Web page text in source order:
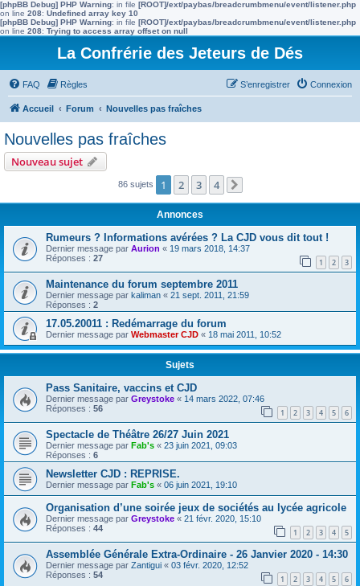
[phpBB Debug] PHP Warning: in file [ROOT]/ext/paybas/breadcrumbmenu/event/listener.php
on line 208: Undefined array key 10
[phpBB Debug] PHP Warning: in file [ROOT]/ext/paybas/breadcrumbmenu/event/listener.php
on line 208: Trying to access array offset on null
La Confrérie des Jeteurs de Dés
FAQ Règles Connexion
S’enregistrer
Accueil Forum Nouvelles pas fraîches
Nouvelles pas fraîches
Nouveau sujet
86 sujets 1 2 3 4
Annonces
Rumeurs ? Informations avérées ? La CJD vous dit tout !
Dernier message par Aurion « 19 mars 2018, 14:37
Réponses : 27 1 2 3
Maintenance du forum septembre 2011
Dernier message par kaliman « 21 sept. 2011, 21:59
Réponses : 2
17.05.20011 : Redémarrage du forum
Dernier message par Webmaster CJD « 18 mai 2011, 10:52
Sujets
Pass Sanitaire, vaccins et CJD
Dernier message par Greystoke « 14 mars 2022, 07:46
Réponses : 56 1 2 3 4 5 6
Spectacle de Théâtre 26/27 Juin 2021
Dernier message par Fab's « 23 juin 2021, 09:03
Réponses : 6
Newsletter CJD : REPRISE.
Dernier message par Fab's « 06 juin 2021, 19:10
Organisation d’une soirée jeux de sociétés au lycée agricole
Dernier message par Greystoke « 21 févr. 2020, 15:10
Réponses : 44 1 2 3 4 5
Assemblée Générale Extra-Ordinaire - 26 Janvier 2020 - 14:30
Dernier message par Zantigui « 03 févr. 2020, 12:52
Réponses : 54 1 2 3 4 5 6